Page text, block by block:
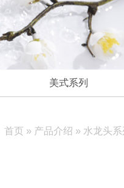
美式系列
首页 » 产品介绍 » 水龙头系